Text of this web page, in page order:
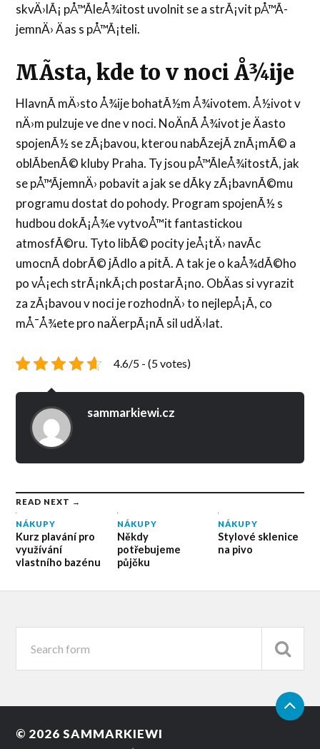
skvÄ›lÃ¡ pÅ™Ã­leÅ¾itost uvolnit se a strÃ¡vit pÅ™Ã­
jemnÄ› Äas s pÅ™Ã¡teli.
MÃ­sta, kde to v noci Å¾ije
HlavnÃ­ mÄ›sto Å¾ije bohatÃ½m Å¾ivotem. Å½ivot v
nÄ›m pulzuje ve dne v noci. NoÄnÃ­ Å¾ivot je Äasto
spojenÃ½ se zÃ¡bavou, kterou nabÃ­zejÃ­ znÃ¡mÃ© a
oblÃ­benÃ© kluby Praha. Ty jsou pÅ™Ã­leÅ¾itostÃ­, jak
se pÅ™Ã­jemnÄ› pobavit a jak se dÃ­ky zÃ¡bavnÃ©mu
programu dostat do pohody. Program spojenÃ½ s
hudbou dokÃ¡Å¾e vytvoÅ™it fantastickou
atmosfÃ©ru. Tyto libÃ© pocity jeÅ¡tÄ› navÃ­c
umocnÃ­ dobrÃ© jÃ­dlo a pitÃ­. A tak je o kaÅ¾dÃ©ho
po vÅ¡ech strÃ¡nkÃ¡ch postarÃ¡no. ObÄas si vyrazit
za zÃ¡bavou v noci je rozhodnÄ› to nejlepÅ¡Ã­, co
mÅ¯Å¾ete pro naÄerpÃ¡nÃ­ sil udÄ›lat.
4.6/5 - (5 votes)
sammarkiewi.cz
READ NEXT →
NÁKUPY
Kurz plavání pro
využívání
vlastního bazénu
NÁKUPY
Někdy
potřebujeme
půjčku
NÁKUPY
Stylové sklenice
na pivo
© 2026SAMMARKIEWI